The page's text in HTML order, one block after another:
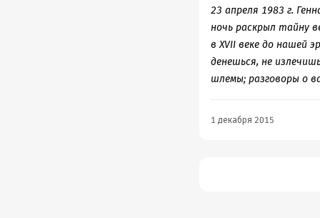
23 апреля 1983 г.
ночь раскрыл тайну
в XVII веке до нашей
денешься, не
шлемы; разговоры о
1 декабря 2015